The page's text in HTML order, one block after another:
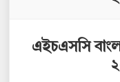
এইচএসসি